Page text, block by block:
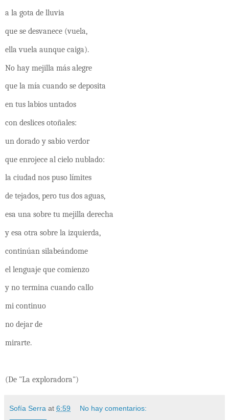
a la gota de lluvia
que se desvanece (vuela,
ella vuela aunque caiga).
No hay mejilla más alegre
que la mía cuando se deposita
en tus labios untados
con deslices otoñales:
un dorado y sabio verdor
que enrojece al cielo nublado:
la ciudad nos puso límites
de tejados, pero tus dos aguas,
esa una sobre tu mejilla derecha
y esa otra sobre la izquierda,
continúan silabeándome
el lenguaje que comienzo
y no termina cuando callo
mi continuo
no dejar de
mirarte.
(De "La exploradora")
Sofía Serra at 6:59 No hay comentarios: